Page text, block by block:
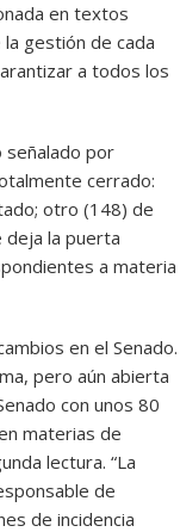
en textos
gestión de cada
a todos los
señalado por
cerrado:
otro (148) de
deja la puerta
a materia
en el Senado.
pero aún abierta
con unos 80
materias de
lectura. “La
de
de incidencia